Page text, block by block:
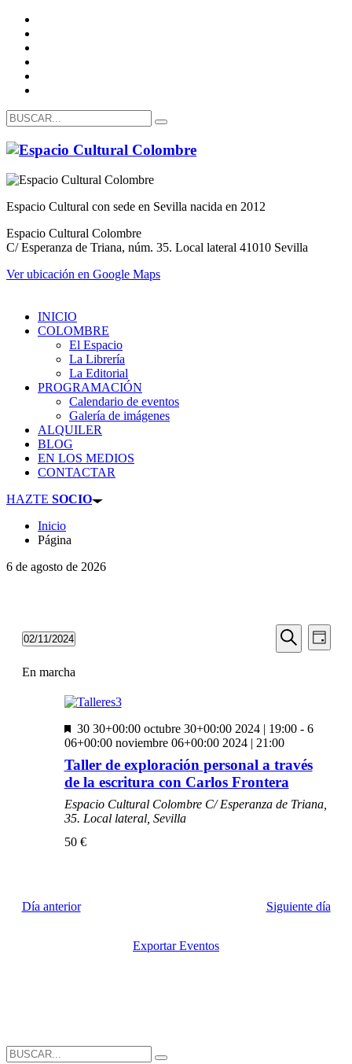
Espacio Cultural con sede en Sevilla nacida en 2012
Espacio Cultural Colombre
C/ Esperanza de Triana, núm. 35. Local lateral 41010 Sevilla
Ver ubicación en Google Maps
INICIO
COLOMBRE
El Espacio
La Librería
La Editorial
PROGRAMACIÓN
Calendario de eventos
Galería de imágenes
ALQUILER
BLOG
EN LOS MEDIOS
CONTACTAR
HAZTE SOCIO
Inicio
Página
6 de agosto de 2026
de
vistas
de
Eventos
Buscarde
Día
02/11/2024
fecha.
En marcha
Destacado
30 30+00:00 octubre 30+00:00 2024 | 19:00- 6
06+00:00 noviembre 06+00:00 2024 | 21:00
Taller de exploración personal a través
de la escritura con Carlos Frontera
Espacio Cultural Colombre C/ Esperanza de Triana,
35. Local lateral, Sevilla
50 €
Día anterior Siguiente día
Exportar Eventos